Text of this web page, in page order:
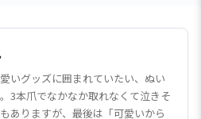
いグッズに囲まれていたい、ぬい
3本爪でなかなか取れなくて泣きそ
ありますが、最後は「可愛いから